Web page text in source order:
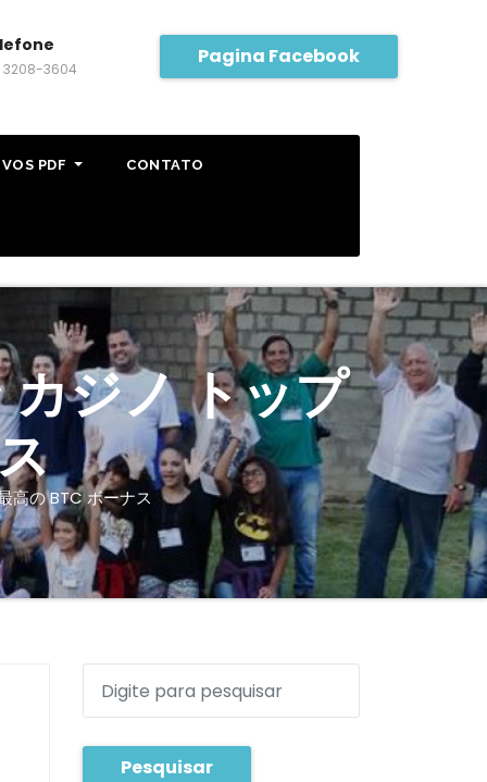
3208-3604
Pagina Facebook
PDF CONTATO
ジノ トップ
高の BTC ボーナス
Pesquisar